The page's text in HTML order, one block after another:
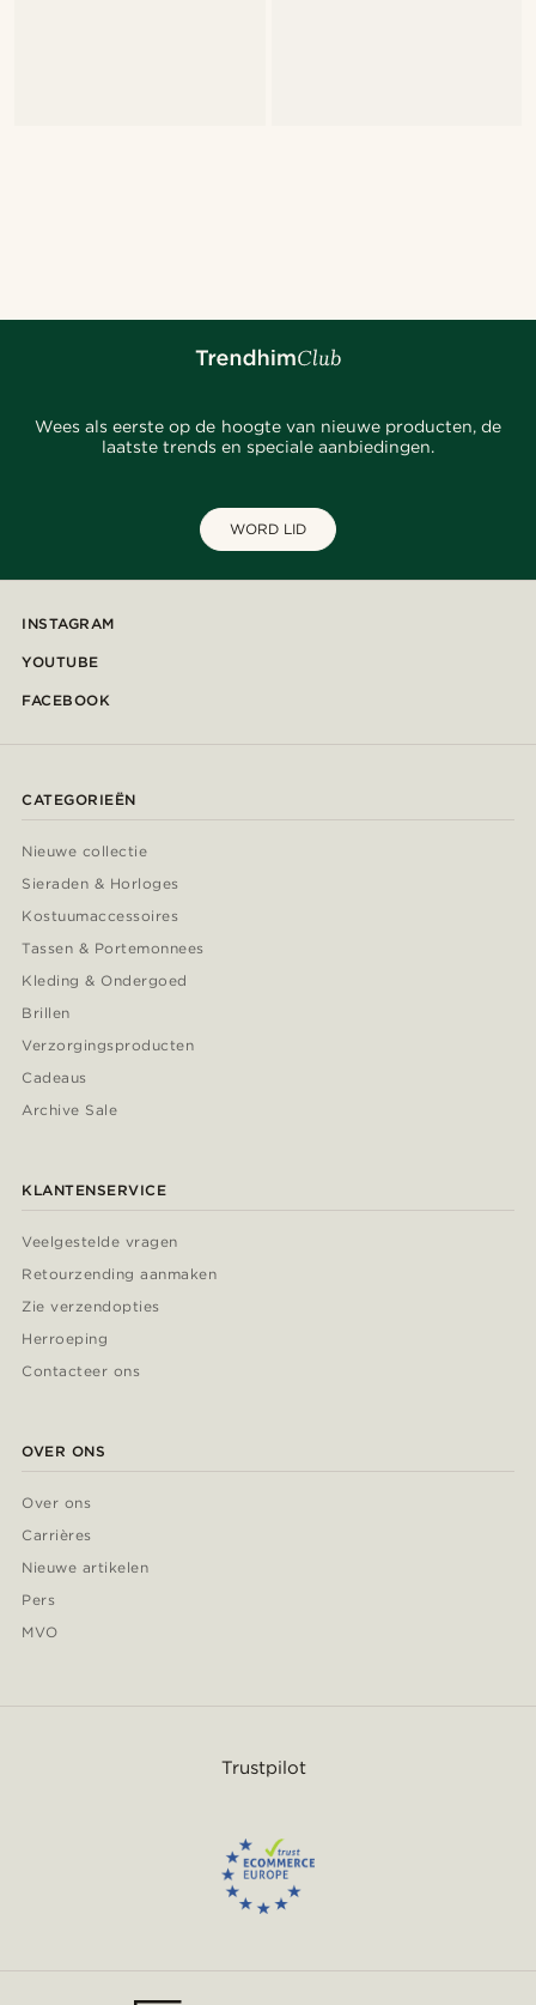
Wees als eerste op de hoogte van nieuwe producten, de
laatste trends en speciale aanbiedingen.
WORD LID
INSTAGRAM
YOUTUBE
FACEBOOK
CATEGORIEËN
Nieuwe collectie
Sieraden & Horloges
Kostuumaccessoires
Tassen & Portemonnees
Kleding & Ondergoed
Brillen
Verzorgingsproducten
Cadeaus
Archive Sale
KLANTENSERVICE
Veelgestelde vragen
Retourzending aanmaken
Zie verzendopties
Herroeping
Contacteer ons
OVER ONS
Over ons
Carrières
Nieuwe artikelen
Pers
MVO
Trustpilot